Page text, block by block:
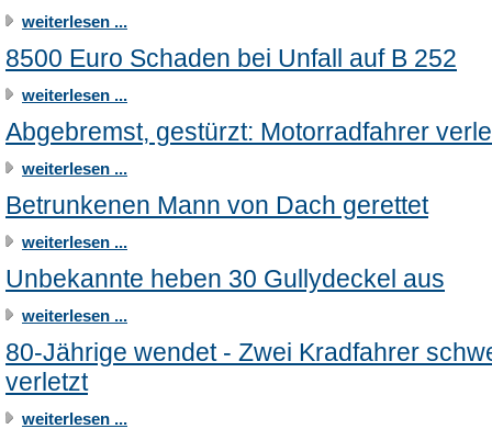
weiterlesen ...
8500 Euro Schaden bei Unfall auf B 252
weiterlesen ...
Abgebremst, gestürzt: Motorradfahrer
weiterlesen ...
Betrunkenen Mann von Dach gerettet
weiterlesen ...
Unbekannte heben 30 Gullydeckel aus
weiterlesen ...
80-Jährige wendet - Zwei Kradfahrer
verletzt
weiterlesen ...